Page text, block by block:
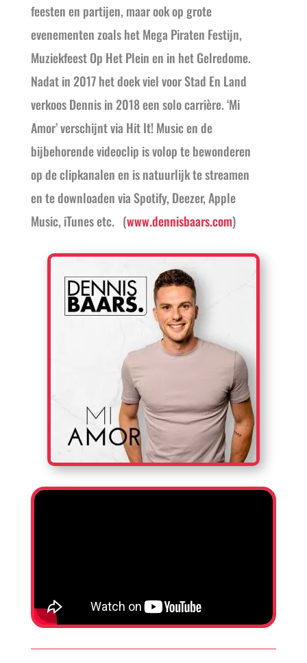
feesten en partijen, maar ook op grote
evenementen zoals het Mega Piraten Festijn,
Muziekfeest Op Het Plein en in het Gelredome.
Nadat in 2017 het doek viel voor Stad En Land
verkoos Dennis in 2018 een solo carrière. ‘Mi
Amor’ verschijnt via Hit It! Music en de
bijbehorende videoclip is volop te bewonderen
op de clipkanalen en is natuurlijk te streamen
en te downloaden via Spotify, Deezer, Apple
Music, iTunes etc. (www.dennisbaars.com)